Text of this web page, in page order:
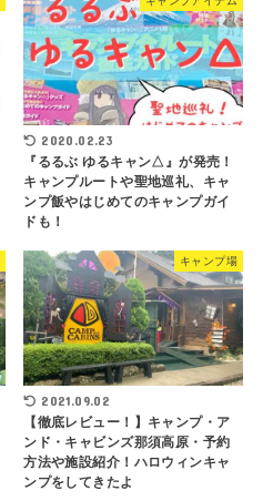
2020.02.23
『るるぶ ゆるキャン△』が発売！
キャンプルートや聖地巡礼、キャ
ンプ飯やはじめてのキャンプガイ
ドも！
キャンプ場
2021.09.02
【徹底レビュー！】キャンプ・ア
ンド・キャビンズ那須高原・予約
方法や施設紹介！ハロウィンキャ
ンプをしてきたよ